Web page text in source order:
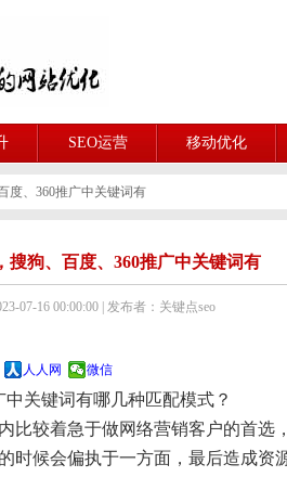
SEO运营 移动优化
度、360推广中关键词有
搜狗、百度、360推广中关键词有
07-16 00:00:00 | 发布者：关键点seo
人人网 微信
关键词有哪几种匹配模式？
比较着急于做网络营销客户的首选
时候会偏执于一方面，最后造成资